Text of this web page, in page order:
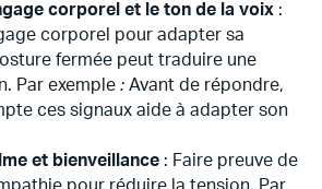
corporel et le ton de la voix :
corporel pour adapter sa
fermée peut traduire une
Par exemple : Avant de répondre,
ces signaux aide à adapter son
et bienveillance : Faire preuve de